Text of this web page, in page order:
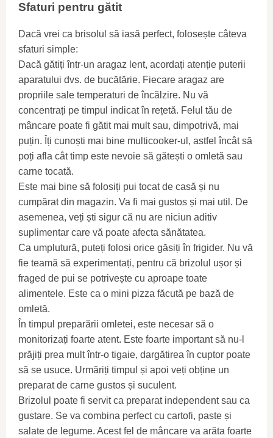
Sfaturi pentru gătit
Dacă vrei ca brisolul să iasă perfect, folosește câteva
sfaturi simple:
Dacă gătiți într-un aragaz lent, acordați atenție puterii
aparatului dvs. de bucătărie. Fiecare aragaz are
propriile sale temperaturi de încălzire. Nu vă
concentrați pe timpul indicat în rețetă. Felul tău de
mâncare poate fi gătit mai mult sau, dimpotrivă, mai
puțin. Îți cunoști mai bine multicooker-ul, astfel încât să
poți afla cât timp este nevoie să gătești o omletă sau
carne tocată.
Este mai bine să folosiți pui tocat de casă și nu
cumpărat din magazin. Va fi mai gustos și mai util. De
asemenea, veți ști sigur că nu are niciun aditiv
suplimentar care vă poate afecta sănătatea.
Ca umplutură, puteți folosi orice găsiți în frigider. Nu vă
fie teamă să experimentați, pentru că brizolul ușor și
fraged de pui se potrivește cu aproape toate
alimentele. Este ca o mini pizza făcută pe bază de
omletă.
În timpul preparării omletei, este necesar să o
monitorizați foarte atent. Este foarte important să nu-l
prăjiți prea mult într-o tigaie, dargătirea în cuptor poate
să se usuce. Urmăriți timpul și apoi veți obține un
preparat de carne gustos și suculent.
Brizolul poate fi servit ca preparat independent sau ca
gustare. Se va combina perfect cu cartofi, paste și
salate de legume. Acest fel de mâncare va arăta foarte